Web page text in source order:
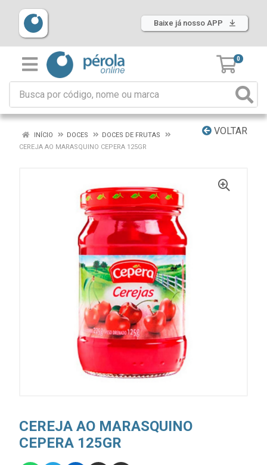
Baixe já nosso APP
0
VOLTAR
INÍCIO DOCES
DOCES DE FRUTAS
CEREJA AO MARASQUINO CEPERA 125GR
CEREJA AO MARASQUINO
CEPERA 125GR